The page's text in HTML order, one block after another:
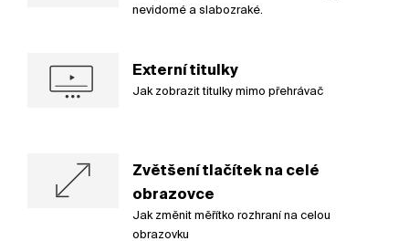
nevidomé a slabozraké.
Externí titulky
Jak zobrazit titulky mimo přehrávač
Zvětšení tlačítek na celé
obrazovce
Jak změnit měřítko rozhraní na celou
obrazovku